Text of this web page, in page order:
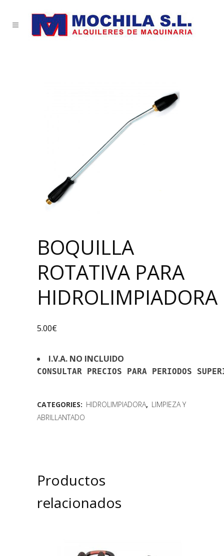
BOQUILLA
ROTATIVA PARA
HIDROLIMPIADORA
5.00€
I.V.A. NO INCLUIDO
CONSULTAR PRECIOS PARA PERIODOS
CATEGORIES: HIDROLIMPIADORA, LIMPIEZA Y
ABRILLANTADO
Productos
relacionados